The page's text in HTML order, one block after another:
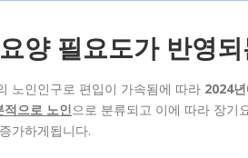
양 필요도가 반영되
노인인구로 편입이 가속됨에 따라 2024
으로 노인으로 분류되고 이에 따라 장기
가하게됩니다.